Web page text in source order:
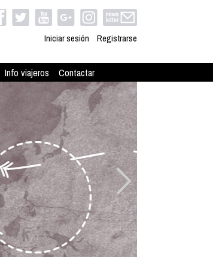
Iniciar sesión Registrarse
Info viajeros Contactar